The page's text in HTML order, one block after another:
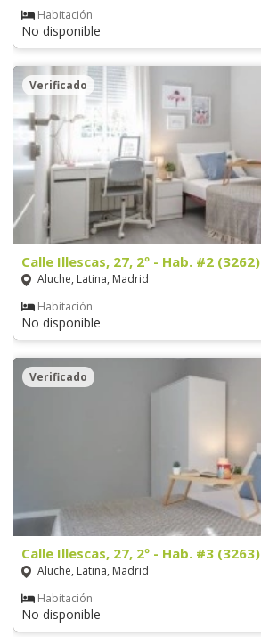
Habitación
No disponible
Verificado
Calle Illescas, 27, 2º - Hab. #2 (3262)
Aluche, Latina, Madrid
Habitación
No disponible
Verificado
Calle Illescas, 27, 2º - Hab. #3 (3263)
Aluche, Latina, Madrid
Habitación
No disponible